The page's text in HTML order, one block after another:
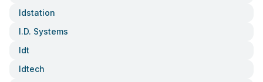
Idstation
I.d. Systems
Idt
Idtech